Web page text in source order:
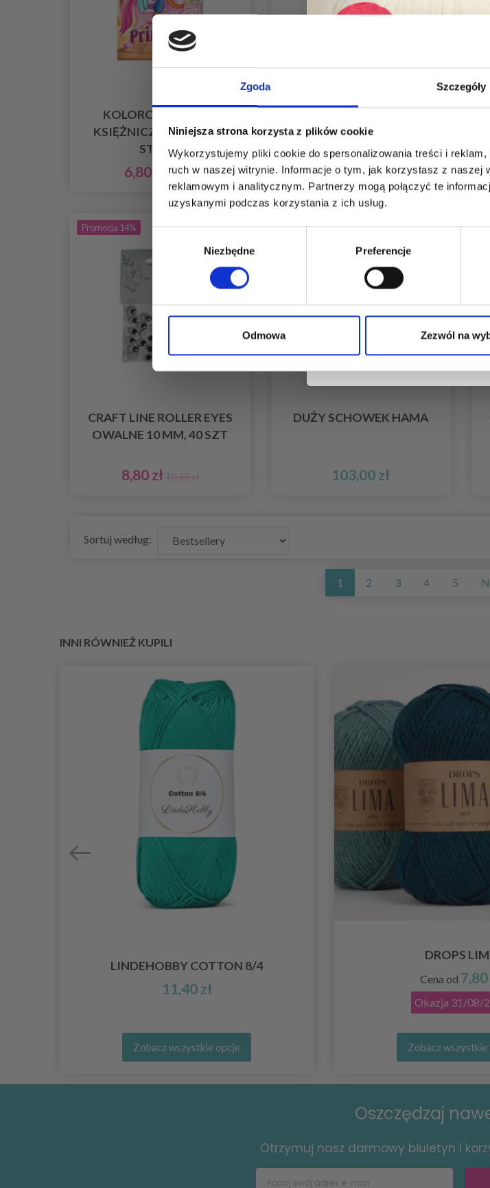
Zgoda Szczegóły
Niniejsza strona korzysta z plików cookie
Wykorzystujemy pliki cookie do spersonalizowania treści i
ruch w naszej witrynie. Informacje o tym, jak korzystasz z naszej
reklamowym i analitycznym. Partnerzy mogą połączyć te
uzyskanymi podczas korzystania z ich usług.
zgody
Niezbędne Preferencje
Odmowa Zezwól na
KOLOROWANKA A4
KSIĘŻNICZKA I KOŃ, 16
STRON
6,80 zł 7,99 zł
OCEAN FRIENDS, 16
STRON
6,80 zł 7,99 zł
Promocja 14%
CRAFT LINE ROLLER EYES
OWALNE 10 MM, 40 SZT
8,80 zł10,35 zł
DUŻY SCHOWEK HAMA
103,00 zł
Sortuj według:
1 2 3 4 5
INNI RÓWNIEŻ KUPILI
LINDEHOBBY COTTON 8/4
11,40 zł
Zobacz wszystkie opcje
DROPS
Cena od 7,80
Okazja 31/08/
Zobacz wszystkie
Oszczędzaj
Otrzymuj nasz darmowy biuletyn i
Oszczędź
Stań się częścią
miłośników włóczek i
dostęp do inspirujących
Tak, zapisz
Nie,